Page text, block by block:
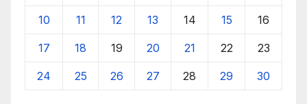
10 11 12 13 14 15 16
17 18 19 20 21 22 23
24 25 26 27 28 29 30